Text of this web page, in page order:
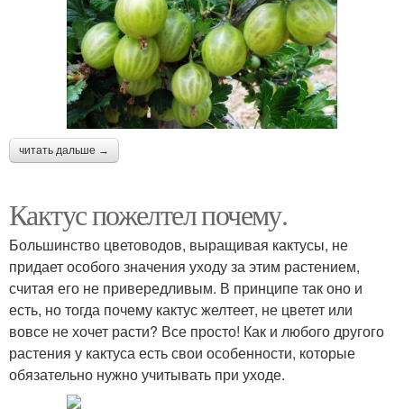
читать дальше →
Кактус пожелтел почему.
Большинство цветоводов, выращивая кактусы, не
придает особого значения уходу за этим растением,
считая его не привередливым. В принципе так оно и
есть, но тогда почему кактус желтеет, не цветет или
вовсе не хочет расти? Все просто! Как и любого другого
растения у кактуса есть свои особенности, которые
обязательно нужно учитывать при уходе.